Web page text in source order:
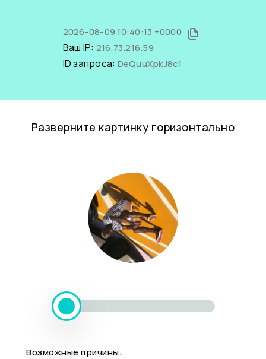
2026-08-09 10:40:13 +0000
Ваш IP: 216.73.216.59
ID запроса: DeQuuXpkJ8c1
Разверните картинку горизонтально
Возможные причины: